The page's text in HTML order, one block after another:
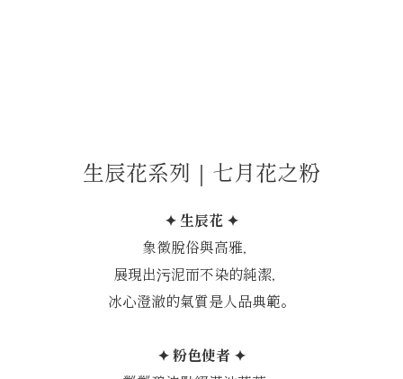
生辰花系列｜七月花之粉
✦ 生辰花 ✦
象徵脫俗與高雅，
展現出污泥而不染的純潔，
冰心澄澈的氣質是人品典範。
✦ 粉色使者 ✦